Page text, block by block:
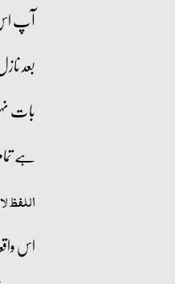
آپ اس
بعد
بات
ہے
اس